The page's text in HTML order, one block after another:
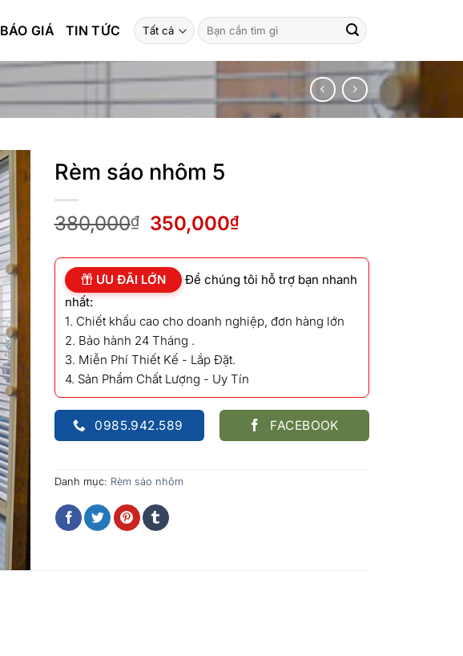
BÁO GIÁ TIN TỨC
Tìm
kiếm:
Rèm sáo nhôm 5
380,000₫
Giá
là:
380,000₫.
350,000₫Giá
tại
là:
ƯU ĐÃI LỚN
Để chúng tôi hỗ trợ bạn nhanh
nhất:
1. Chiết khấu cao cho doanh nghiệp, đơn hàng lớn
2. Bảo hành 24 Tháng .
3. Miễn Phí Thiết Kế - Lắp Đặt.
4. Sản Phẩm Chất Lượng - Uy Tín
0985.942.589 FACEBOOK
Danh mục: Rèm sáo nhôm